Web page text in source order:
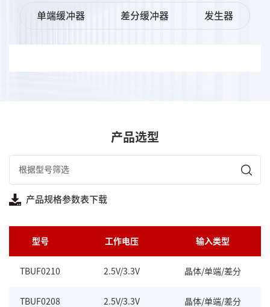
单端缓冲器 差分缓冲器 发生器
产品选型
产品规格参数表下载
型号 工作电压 输入类型
TBUF0210 2.5V/3.3V 晶体/单端/差分
TBUF0208 2.5V/3.3V 晶体/单端/差分